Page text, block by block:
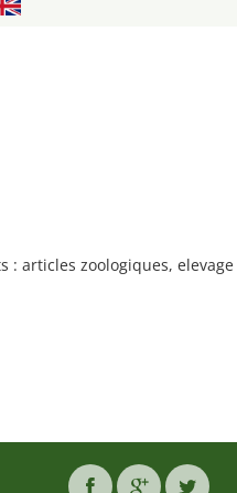
: articles zoologiques, elevage